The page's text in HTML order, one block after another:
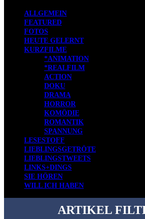
ALLGEMEIN
FEATURED
FOTOS
HEUTE GELERNT
KURZFILME
*ANIMATION
*REALFILM
ACTION
DOKU
DRAMA
HORROR
KOMÖDIE
ROMANTIK
SPANNUNG
LESESTOFF
LIEBLINGSGETRÖTE
LIEBLINGSTWEETS
LINKS+DINGS
SIE HÖREN
WILL ICH HABEN
ARTIKEL